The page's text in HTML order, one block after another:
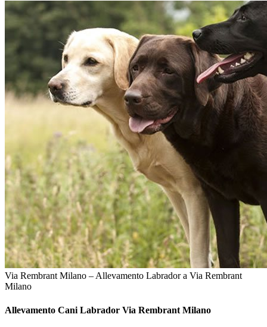
Via Rembrant Milano – Allevamento Labrador a Via Rembrant
Milano
Allevamento Cani Labrador Via Rembrant Milano